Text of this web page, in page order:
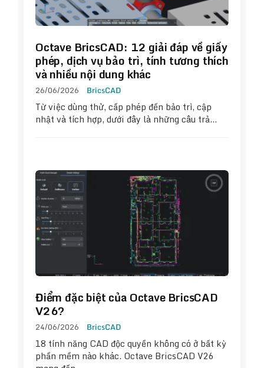
Octave BricsCAD: 12 giải đáp về giấy
phép, dịch vụ bảo trì, tính tương thích
và nhiều nội dung khác
26/06/2026 BricsCAD
Từ việc dùng thử, cấp phép đến bảo trì, cập
nhật và tích hợp, dưới đây là những câu trả…
Điểm đặc biệt của Octave BricsCAD
V26?
24/06/2026 BricsCAD
18 tính năng CAD độc quyền không có ở bất kỳ
phần mềm nào khác. Octave BricsCAD V26